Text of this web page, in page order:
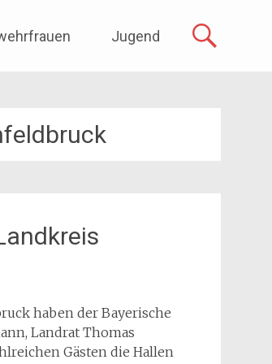
Jugend
haben der Bayerische
Landrat Thomas
Gästen die Hallen